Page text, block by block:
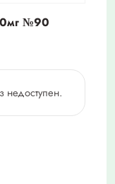
№90
недоступен.